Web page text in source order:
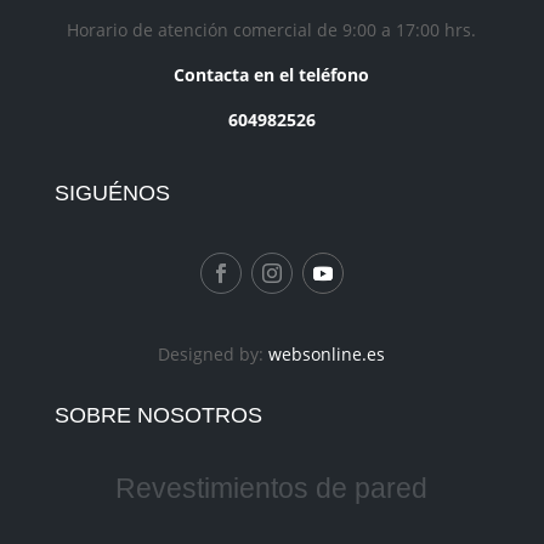
Horario de atención comercial de 9:00 a 17:00 hrs.
Contacta en el teléfono
604982526
SIGUÉNOS
Designed by:websonline.es
SOBRE NOSOTROS
Revestimientos de pared